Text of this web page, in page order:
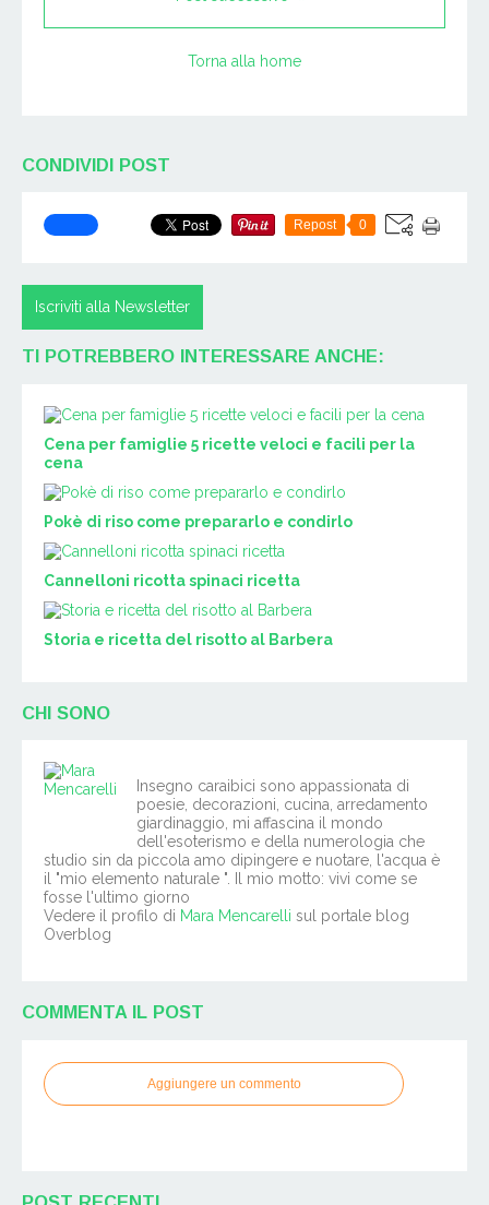
Torna alla home
CONDIVIDI POST
Repost 0
Iscriviti alla Newsletter
TI POTREBBERO INTERESSARE ANCHE:
Cena per famiglie 5 ricette veloci e facili per la
cena
Pokè di riso come prepararlo e condirlo
Cannelloni ricotta spinaci ricetta
Storia e ricetta del risotto al Barbera
CHI SONO
Insegno caraibici sono appassionata di
poesie, decorazioni, cucina, arredamento
giardinaggio, mi affascina il mondo
dell'esoterismo e della numerologia che
studio sin da piccola amo dipingere e nuotare, l'acqua è
il "mio elemento naturale ". Il mio motto: vivi come se
fosse l'ultimo giorno
Vedere il profilo di Mara Mencarelli sul portale blog
Overblog
COMMENTA IL POST
Aggiungere un commento